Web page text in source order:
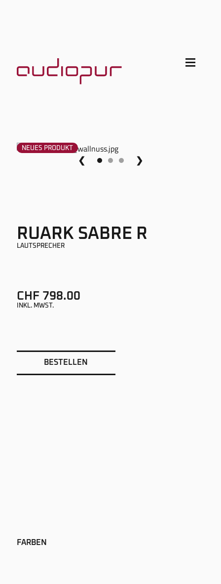
NEUES PRODUKT
❮ ❯
RUARK SABRE R
LAUTSPRECHER
CHF 798.00
INKL. MWST.
BESTELLEN
FARBEN